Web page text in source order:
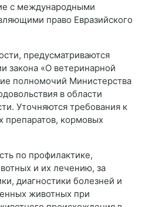
с международными
право Евразийского
предусматриваются
закона «О ветеринарной
полномочий Министерства
в области
Уточняются требования к
кормовых
по профилактике,
и их лечению, за
диагностики болезней и
животных при